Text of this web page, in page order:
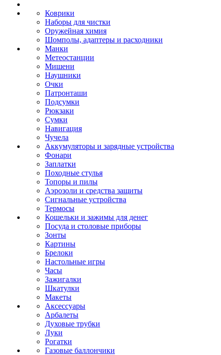
Коврики
Наборы для чистки
Оружейная химия
Шомполы, адаптеры и расходники
Манки
Метеостанции
Мишени
Наушники
Очки
Патронташи
Подсумки
Рюкзаки
Сумки
Навигация
Чучела
Аккумуляторы и зарядные устройства
Фонари
Заплатки
Походные стулья
Топоры и пилы
Аэрозоли и средства защиты
Сигнальные устройства
Термосы
Кошельки и зажимы для денег
Посуда и столовые приборы
Зонты
Картины
Брелоки
Настольные игры
Часы
Зажигалки
Шкатулки
Макеты
Аксессуары
Арбалеты
Духовые трубки
Луки
Рогатки
Газовые баллончики